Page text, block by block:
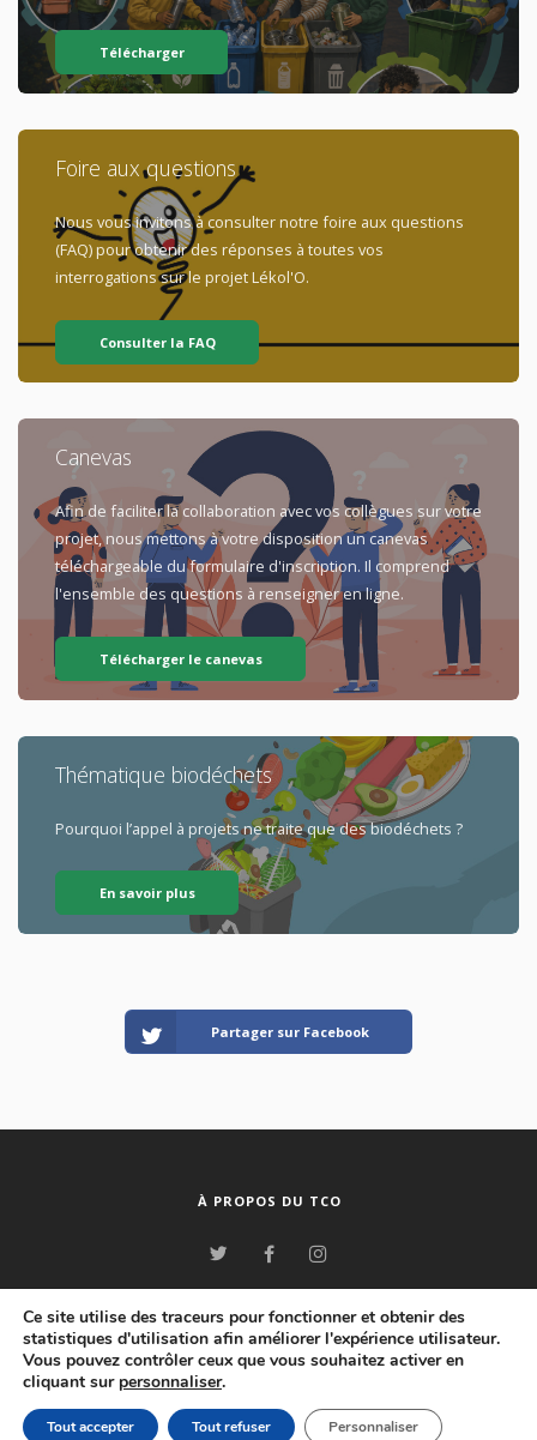
Télécharger
Foire aux questions
Nous vous invitons à consulter notre foire aux questions
(FAQ) pour obtenir des réponses à toutes vos
interrogations sur le projet Lékol'O.
Consulter la FAQ
Canevas
Afin de faciliter la collaboration avec vos collègues sur votre
projet, nous mettons à votre disposition un canevas
téléchargeable du formulaire d'inscription. Il comprend
l'ensemble des questions à renseigner en ligne.
Télécharger le canevas
Thématique biodéchets
Pourquoi l’appel à projets ne traite que des biodéchets ?
En savoir plus
Partager sur Facebook
À PROPOS DU TCO
© www.tco.re - TCO - Blog Lékol'O - Tous droits réservés - 2026
Plan du site|Mentions légales|Politique de protection des données
personnelles|Accessibilité : non conforme
courrier@tco.re
Ce site utilise des traceurs pour fonctionner et obtenir des
statistiques d'utilisation afin améliorer l'expérience utilisateur.
Vous pouvez contrôler ceux que vous souhaitez activer en
cliquant sur personnaliser.
Tout accepter Tout refuser Personnaliser